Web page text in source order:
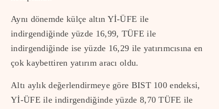
Aynı dönemde külçe altın Yİ-ÜFE ile
indirgendiğinde yüzde 16,99, TÜFE ile
indirgendiğinde ise yüzde 16,29 ile yatırımcısına en
çok kaybettiren yatırım aracı oldu.
Altı aylık değerlendirmeye göre BIST 100 endeksi,
Yİ-ÜFE ile indirgendiğinde yüzde 8,70 TÜFE ile